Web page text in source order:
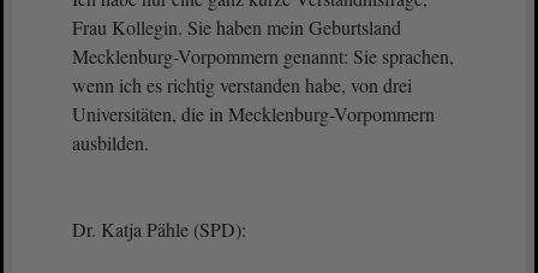
Frau Kollegin. Sie haben mein Geburtsland
Mecklenburg-Vorpommern genannt: Sie sprachen,
wenn ich es richtig verstanden habe, von drei
Universitäten, die in Mecklenburg-Vorpommern
ausbilden.
Dr. Katja Pähle (SPD):